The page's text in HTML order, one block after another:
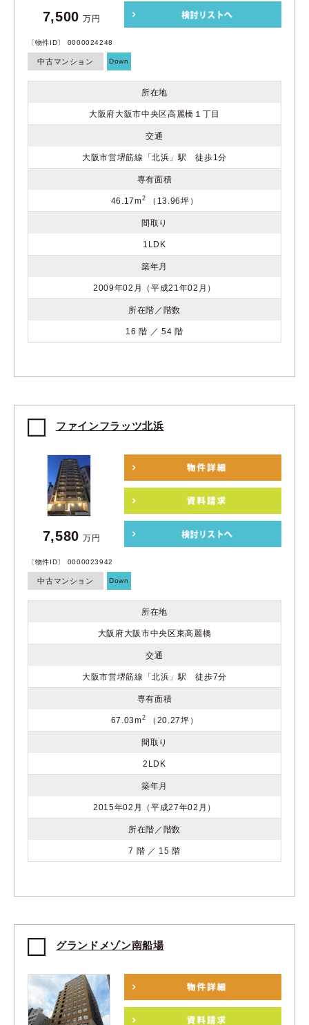
〔物件ID〕 0000024248
中古マンション Down
7,500 万円
所在地
大阪府大阪市中央区高麗橋１丁目
交通
大阪市営堺筋線「北浜」駅 徒歩1分
専有面積
46.17m2 （13.96坪）
間取り
1LDK
築年月
2009年02月（平成21年02月）
所在階／階数
16 階 ／ 54 階
ファインフラッツ北浜
〔物件ID〕 0000023942
中古マンション Down
7,580 万円
所在地
大阪府大阪市中央区東高麗橋
交通
大阪市営堺筋線「北浜」駅 徒歩7分
専有面積
67.03m2 （20.27坪）
間取り
2LDK
築年月
2015年02月（平成27年02月）
所在階／階数
7 階 ／ 15 階
グランドメゾン南船場